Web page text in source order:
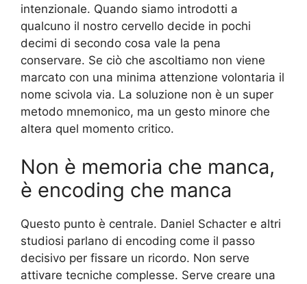
intenzionale. Quando siamo introdotti a
qualcuno il nostro cervello decide in pochi
decimi di secondo cosa vale la pena
conservare. Se ciò che ascoltiamo non viene
marcato con una minima attenzione volontaria il
nome scivola via. La soluzione non è un super
metodo mnemonico, ma un gesto minore che
altera quel momento critico.
Non è memoria che manca,
è encoding che manca
Questo punto è centrale. Daniel Schacter e altri
studiosi parlano di encoding come il passo
decisivo per fissare un ricordo. Non serve
attivare tecniche complesse. Serve creare una